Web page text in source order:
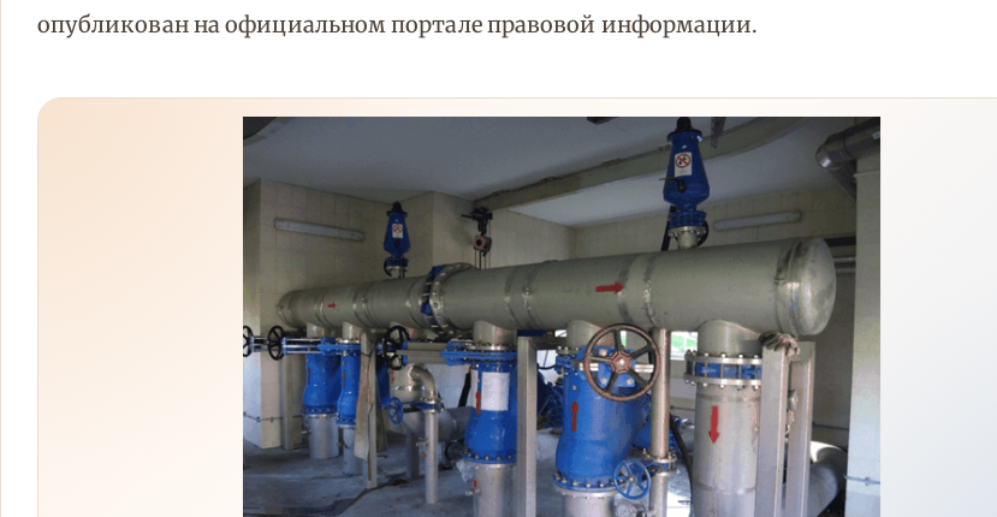
опубликован на официальном портале правовой информации.